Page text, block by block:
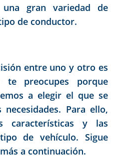
gran variedad de
de conductor.
entre uno y otro es
preocupes porque
a elegir el que se
Para ello,
características y las
de vehículo. Sigue
a continuación.